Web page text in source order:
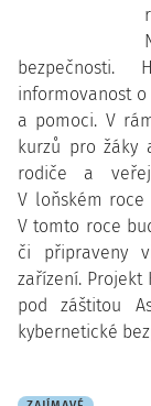
informovanost
a pomoci. V
kurzů pro žáky
rodiče a
V loňském roce
V tomto roce
či připraveny
zařízení.
pod záštitou
kybernetické